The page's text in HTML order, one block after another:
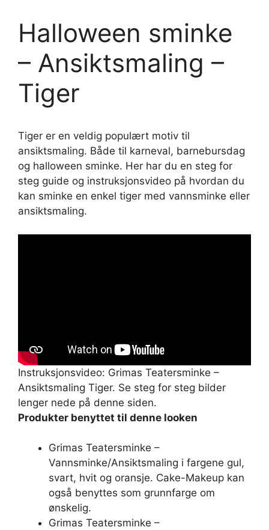
Halloween sminke
– Ansiktsmaling –
Tiger
Tiger er en veldig populært motiv til
ansiktsmaling. Både til karneval, barnebursdag
og halloween sminke. Her har du en steg for
steg guide og instruksjonsvideo på hvordan du
kan sminke en enkel tiger med vannsminke eller
ansiktsmaling.
Instruksjonsvideo: Grimas Teatersminke –
Ansiktsmaling Tiger. Se steg for steg bilder
lenger nede på denne siden.
Produkter benyttet til denne looken
Grimas Teatersminke –
Vannsminke/Ansiktsmaling i fargene gul,
svart, hvit og oransje. Cake-Makeup kan
også benyttes som grunnfarge om
ønskelig.
Grimas Teatersminke –